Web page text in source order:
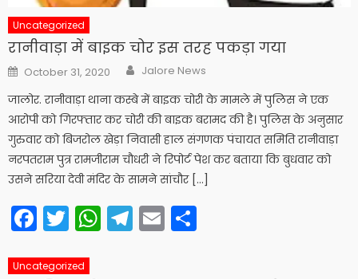
Uncategorized
रानीवाड़ा में बाइक चोर इस तरह पकड़ा गया
Posted
on
October 31, 2020 Author
Jalore News
जालोर. रानीवाड़ा थाना कस्बे में बाइक चोरी के मामले में पुलिस ने एक
आरोपी को गिरफ्तार कर चोरी की बाइक बरामद की है। पुलिस के अनुसार
गुरुवार को बिजरोल खेड़ा निवासी हाल संगणक पंचायत समिति रानीवाड़ा
नरपतराम पुत्र रामजीराम चौधरी ने रिपोर्ट पेश कर बताया कि बुधवार को
उसने सरिया देवी मंदिर के सामने सांचौर […]
Facebook
Twitter
WhatsApp
Telegram
Email
Uncategorized